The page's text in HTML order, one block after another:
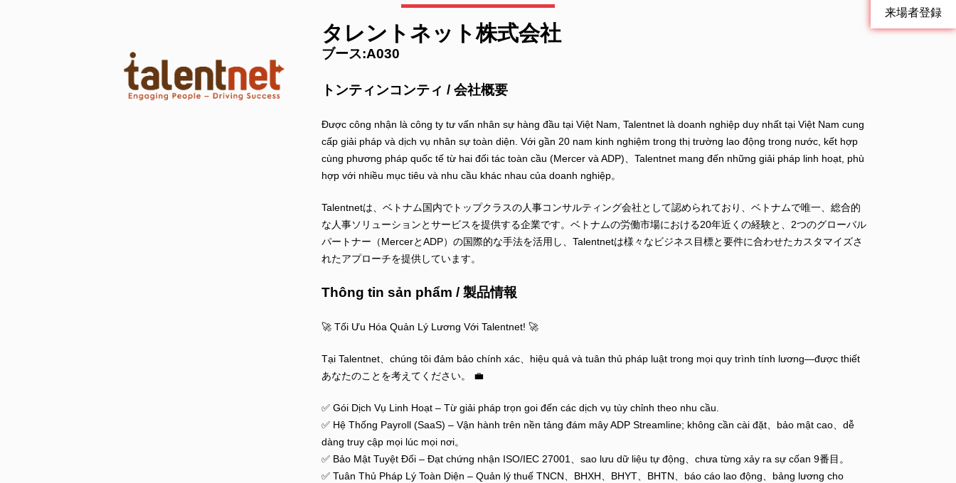
タレントネット株式会社
ブース:A030
トンティンコンティ / 会社概要
Được công nhận là công ty tư vấn nhân sự hàng đầu tại Việt Nam, Talentnet là doanh nghiệp duy nhất tại Việt Nam cung
cấp giải pháp và dịch vụ nhân sự toàn diện. Với gần 20 nam kinh nghiệm trong thị trường lao động trong nước, kết hợp
cùng phương pháp quốc tế từ hai đối tác toàn cầu (Mercer và ADP)、Talentnet mang đến những giải pháp linh hoạt, phù
hợp với nhiều mục tiêu và nhu cầu khác nhau của doanh nghiệp。
Talentnetは、ベトナム国内でトップクラスの人事コンサルティング会社として認められており、ベトナムで唯一、総合的
な人事ソリューションとサービスを提供する企業です。ベトナムの労働市場における20年近くの経験と、2つのグローバル
パートナー（MercerとADP）の国際的な手法を活用し、Talentnetは様々なビジネス目標と要件に合わせたカスタマイズさ
れたアプローチを提供しています。
Thông tin sản phẩm / 製品情報
🚀 Tối Ưu Hóa Quản Lý Lương Với Talentnet! 🚀
Tại Talentnet、chúng tôi đảm bảo chính xác、hiệu quả và tuân thủ pháp luật trong mọi quy trình tính lương—được thiết
あなたのことを考えてください。 💼
✅ Gói Dịch Vụ Linh Hoạt – Từ giải pháp trọn goi đến các dịch vụ tùy chỉnh theo nhu cầu.
✅ Hệ Thống Payroll (SaaS) – Vận hành trên nền tảng đám mây ADP Streamline; không cần cài đặt、bảo mật cao、dễ
dàng truy cập mọi lúc mọi nơi。
✅ Bảo Mật Tuyệt Đối – Đạt chứng nhận ISO/IEC 27001、sao lưu dữ liệu tự động、chưa từng xảy ra sự cốan 9番目。
✅ Tuân Thủ Pháp Lý Toàn Diện – Quản lý thuế TNCN、BHXH、BHYT、BHTN、báo cáo lao động、bảng lương cho
来場者登録